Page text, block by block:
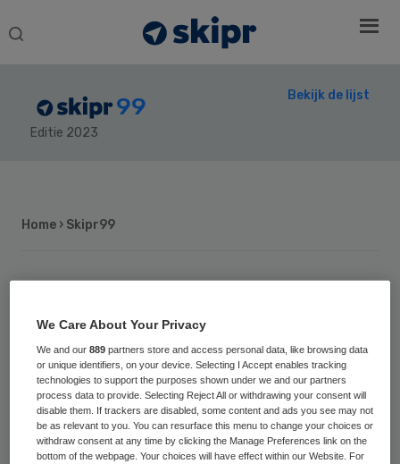
Search
99
Editie 2023
Bekijk de lijst
Home › Skipr99
Jos de Blok
Verpleegkundige Jos de Blok (1960) heeft in
2006 Stichting Buurtzorg Nederland
opgericht.
Sidebar
We Care About Your Privacy
We and our889 partners store and access personal data, like browsing data
or unique identifiers, on your device. Selecting I Accept enables tracking
technologies to support the purposes shown under we and our partners
process data to provide. Selecting Reject All or withdrawing your consent will
disable them. If trackers are disabled, some content and ads you see may not
be as relevant to you. You can resurface this menu to change your choices or
withdraw consent at any time by clicking the Manage Preferences link on the
bottom of the webpage. Your choices will have effect within our Website. For